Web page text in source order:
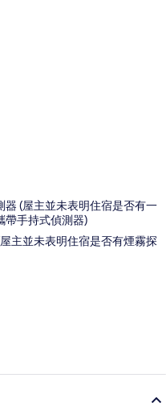
(屋主並未表明住宿是否有一
帶手持式偵測器)
主並未表明住宿是否有煙霧探